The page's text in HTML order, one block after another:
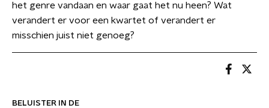
BELUISTER IN DE
het genre vandaan en waar gaat het nu heen? Wat
verandert er voor een kwartet of verandert er
misschien juist niet genoeg?